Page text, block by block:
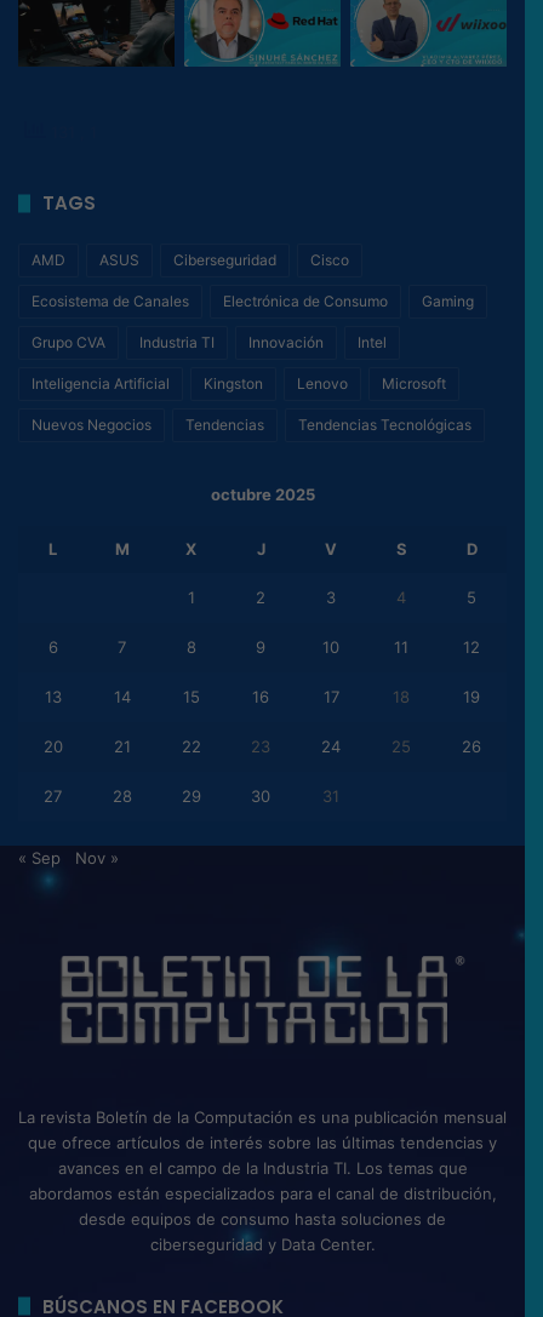
TAGS
AMD ASUS Ciberseguridad Cisco
Ecosistema de Canales Electrónica de Consumo Gaming
Grupo CVA Industria TI Innovación Intel
Inteligencia Artificial Kingston Lenovo Microsoft
Nuevos Negocios Tendencias Tendencias Tecnológicas
octubre 2025
L M X J V S D
1 2 3 4 5
6 7 8 9 10 11 12
13 14 15 16 17 18 19
20 21 22 23 24 25 26
27 28 29 30 31
« Sep Nov »
La revista Boletín de la Computación es una publicación mensual
que ofrece artículos de interés sobre las últimas tendencias y
avances en el campo de la Industria TI. Los temas que
abordamos están especializados para el canal de distribución,
desde equipos de consumo hasta soluciones de
ciberseguridad y Data Center.
BÚSCANOS EN FACEBOOK